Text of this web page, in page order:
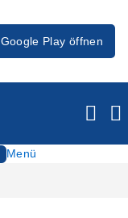
Google Play öffnen
Menü